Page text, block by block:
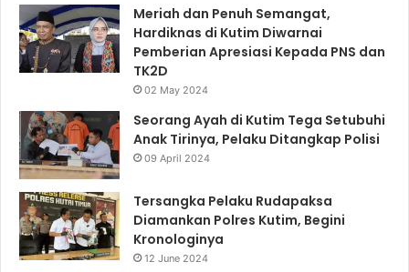
Meriah dan Penuh Semangat,
Hardiknas di Kutim Diwarnai
Pemberian Apresiasi Kepada PNS dan
TK2D
02 May 2024
Seorang Ayah di Kutim Tega Setubuhi
Anak Tirinya, Pelaku Ditangkap Polisi
09 April 2024
Tersangka Pelaku Rudapaksa
Diamankan Polres Kutim, Begini
Kronologinya
12 June 2024